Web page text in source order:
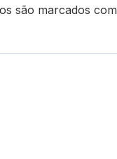
são marcados com